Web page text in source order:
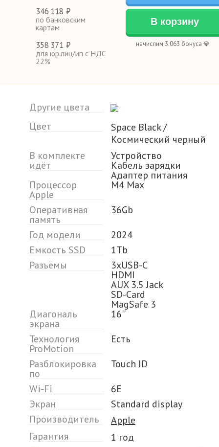
346 118 ₽
по банковским
картам
358 371 ₽
для юр.лиц/ип с НДС
22%
В корзину
начислим 3.063 бонуса 💎
Другие цвета
Цвет
Space Black /
Космический черный
В комплекте
идёт
Устройство
Кабель зарядки
Адаптер питания
Процессор
Apple
M4 Max
Оперативная
память
36Gb
Год модели
2024
Емкость SSD
1Tb
Разъёмы
3xUSB-C
HDMI
AUX 3.5 Jack
SD-Card
MagSafe 3
Диагональ
экрана
16''
Технология
ProMotion
Есть
Разблокировка
по
Touch ID
Wi-Fi
6E
Экран
Standard display
Производитель
Apple
Гарантия
1 год